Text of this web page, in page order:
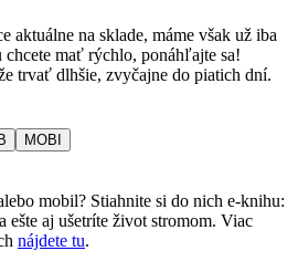
aktuálne na sklade, máme však už iba
chcete mať rýchlo, ponáhľajte sa!
trvať dlhšie, zvyčajne do piatich dní.
MOBI
mobil? Stiahnite si do nich e-knihu:
ešte aj ušetríte život stromom. Viac
nájdete tu.